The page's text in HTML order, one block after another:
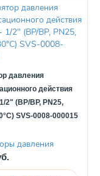
давления
действия
2" (ВР/ВР, PN25,
SVS-0008-000015
давления